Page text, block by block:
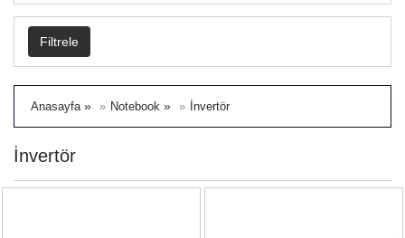
Filtrele
Anasayfa » Notebook » İnvertör
İnvertör